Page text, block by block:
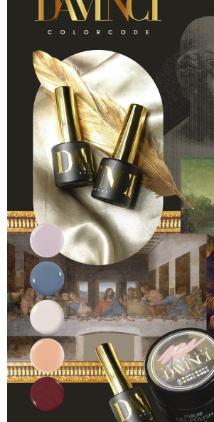
便利好安心！
１．簡單：不需註冊會員、不需綁卡、不需儲值。
２．便利：只要手機號碼，簡訊認證，即可結帳。
【「AFTEE先享後付」結帳流程】
１．於結帳方式選擇「AFTEE先享後付」後，將跳
結帳頁面，進行簡訊認證並確認金額後，即可完成
２．訂單成立數日內，您將收到繳費通知簡訊。
３．收到繳費通知簡訊後14天內，點擊此簡訊中的
ATM／網路銀行／等多元方式進行付款，方視為交易
※ 請注意：結帳手續完成當下不需立刻繳費，但若
購買商品的店家。未經商家同意取消之訂單仍視為
後付繳納相關費用。
※ 交易是否成功請以「AFTEE先享後付 」之結帳頁
是否繳費成功／繳費後需取消欲退款等相關疑問，
客戶支援中心」
https://
【注意事項】
１．透過由恩沛科技股份有限公司提供之「AFTEE
易，需依本服務之必要範圍內提供個人資料，並將
權轉讓予恩沛科技股份有限公司。
２．關於個人資料處理事宜，請瀏覽以下網址：
https://aftee.tw/terms/#terms3
３．未成年的使用者請事先徵得法定代理人或監護
「AFTEE先享後付」，若未經同意申辦者引起之損
任。
４．使用「AFTEE先享後付」時，將依據個別帳號
時審查核予不同之上限額度；若仍有額度不足之情形
請求用戶進行身份認證。
５．嚴禁一人註冊多個帳號或使用他人資訊註冊。
恩沛科技股份有限公司將有權停止該用戶之使用額
貨到付款
運送方式
全家付款取貨
每筆NT$60，滿NT$499(含以上)免運費
7-11付款取貨
每筆NT$60，滿NT$699(含以上)免運費
每筆NT$100，滿NT$699(含以上)免運費
離島宅配
每筆NT$150，滿NT$3,500(含以上)免運費
宅配貨到付款
每筆NT$150，滿NT$3,500(含以上)免運費
海外宅配